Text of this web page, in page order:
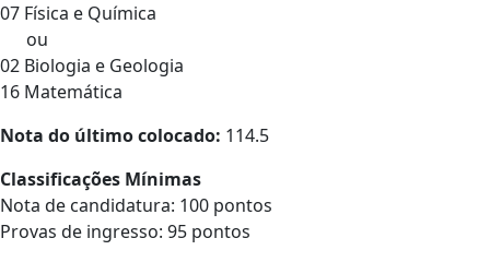
07 Física e Química
ou
02 Biologia e Geologia
16 Matemática
Nota do último colocado: 114.5
Classificações Mínimas
Nota de candidatura: 100 pontos
Provas de ingresso: 95 pontos